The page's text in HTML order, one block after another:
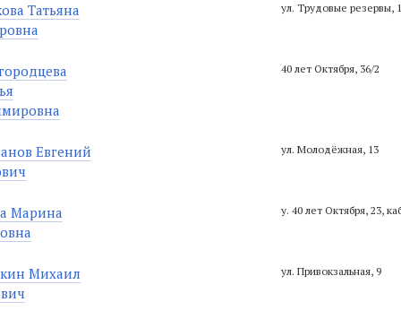
Татьяна
ул. Трудовые резервы,
40 лет Октября, 36/2
Евгений
ул. Молодёжная, 13
Марина
у. 40 лет Октября, 23,
Михаил
ул. Привокзальная, 9